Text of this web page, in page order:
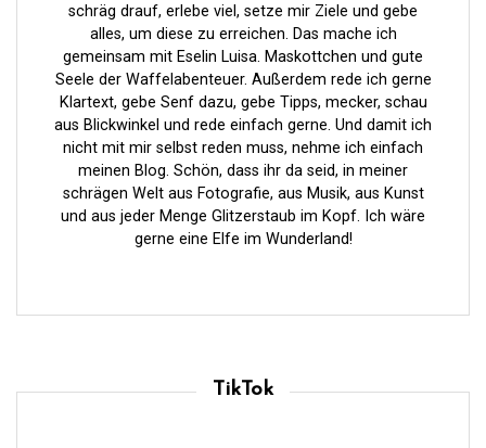
schräg drauf, erlebe viel, setze mir Ziele und gebe
alles, um diese zu erreichen. Das mache ich
gemeinsam mit Eselin Luisa. Maskottchen und gute
Seele der Waffelabenteuer. Außerdem rede ich gerne
Klartext, gebe Senf dazu, gebe Tipps, mecker, schau
aus Blickwinkel und rede einfach gerne. Und damit ich
nicht mit mir selbst reden muss, nehme ich einfach
meinen Blog. Schön, dass ihr da seid, in meiner
schrägen Welt aus Fotografie, aus Musik, aus Kunst
und aus jeder Menge Glitzerstaub im Kopf. Ich wäre
gerne eine Elfe im Wunderland!
TikTok